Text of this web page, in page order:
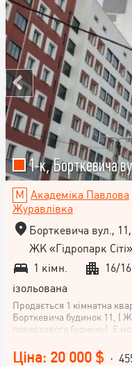
1-к, Борткевича
Академіка Павлова
Журавлівка
Борткевича вул.,
ЖК «Гідропарк Сіті»
1 кімн.
16/16
ізольована
Продається 1 кімнатна
Борткевича будинок 11, (
поверхового будинку). Є
вантажний. Будинок
Ціна: 20 000 $ ·